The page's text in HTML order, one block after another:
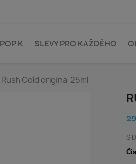
POPIK SLEVY PRO KAŽDÉHO
Rush Gold original 25ml
S